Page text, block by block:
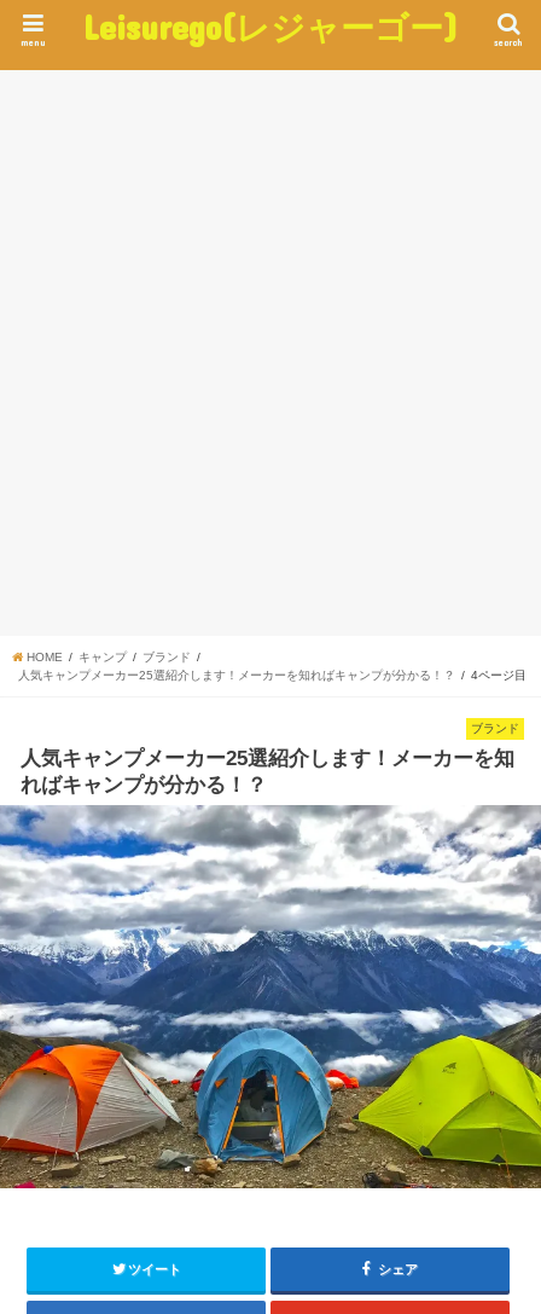
Leisurego(レジャーゴー) search
menu
HOME キャンプ
ブランド
人気キャンプメーカー25選紹介します！メーカーを知ればキャンプが分かる！？
4ページ目
ブランド
人気キャンプメーカー25選紹介します！メーカーを知
ればキャンプが分かる！？
ツイート シェア